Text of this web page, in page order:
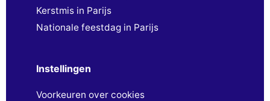
Kerstmis in Parijs
Nationale feestdag in Parijs
Instellingen
Voorkeuren over cookies